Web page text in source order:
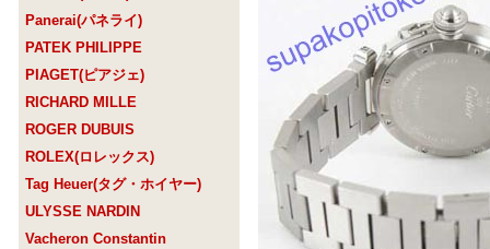
Panerai(パネライ)
PATEK PHILIPPE
PIAGET(ピアジェ)
RICHARD MILLE
ROGER DUBUIS
ROLEX(ロレックス)
Tag Heuer(タグ・ホイヤー)
ULYSSE NARDIN
Vacheron Constantin